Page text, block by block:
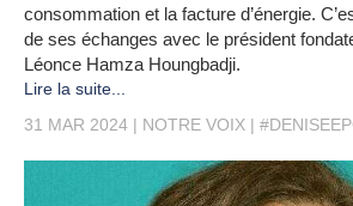
consommation et la facture d’énergie.
de ses échanges avec le président
Léonce Hamza Houngbadji.
Lire la suite...
31 MAR 2024
NOTRE VOIX